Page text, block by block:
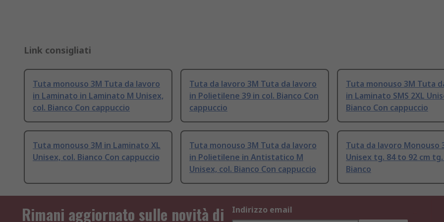
Link consigliati
Tuta monouso 3M Tuta da lavoro
in Laminato in Laminato M Unisex,
col. Bianco Con cappuccio
Tuta da lavoro 3M Tuta da lavoro
in Polietilene 39 in col. Bianco Con
cappuccio
Tuta monouso 3M Tuta
in Laminato SMS 2XL
Bianco Con cappuccio
Tuta monouso 3M in Laminato XL
Unisex, col. Bianco Con cappuccio
Tuta monouso 3M Tuta da lavoro
in Polietilene in Antistatico M
Unisex, col. Bianco Con cappuccio
Tuta da lavoro Monouso
Unisex tg. 84 to 92 cm tg.
Bianco
Rimani aggiornato sulle novità di
Indirizzo email